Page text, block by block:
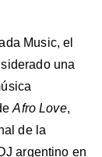
Music, el
una
Afro Love,
de la
argentino en